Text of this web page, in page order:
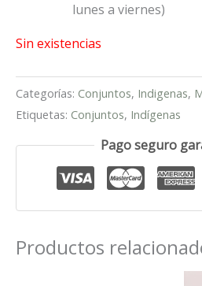
lunes a viernes)
Sin existencias
Categorías: Conjuntos, Indigenas,
Etiquetas: Conjuntos, Indígenas
Pago seguro
Productos